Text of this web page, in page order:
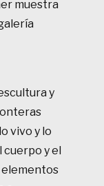
muestra
y
vivo y lo
cuerpo y el
elementos